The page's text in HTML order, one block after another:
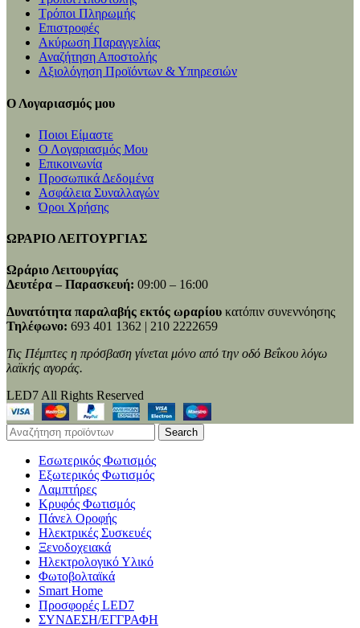
Τρόποι Πληρωμής
Επιστροφές
Ακύρωση Παραγγελίας
Αναζήτηση Αποστολής
Αξιολόγηση Προϊόντων & Υπηρεσιών
Ο Λογαριασμός μου
Ποιοι Είμαστε
Ο Λογαριασμός Μου
Επικοινωνία
Προσωπικά Δεδομένα
Ασφάλεια Συναλλαγών
Όροι Χρήσης
ΩΡΑΡΙΟ ΛΕΙΤΟΥΡΓΙΑΣ
Ωράριο Λειτουργίας
Δευτέρα – Παρασκευή: 09:00 – 16:00
Δυνατότητα παραλαβής εκτός ωραρίου κατόπιν συνεννόησης
Τηλέφωνο: 693 401 1362 | 210 2222659
Τις Πέμπτες η πρόσβαση γίνεται μόνο από την οδό Βεΐκου λόγω
λαϊκής αγοράς.
LED7 All Rights Reserved
Search
Εσωτερικός Φωτισμός
Εξωτερικός Φωτισμός
Λαμπτήρες
Κρυφός Φωτισμός
Πάνελ Οροφής
Ηλεκτρικές Συσκευές
Ξενοδοχειακά
Ηλεκτρολογικό Υλικό
Φωτοβολταϊκά
Smart Home
Προσφορές LED7
ΣΥΝΔΕΣΗ/ΕΓΓΡΑΦΗ